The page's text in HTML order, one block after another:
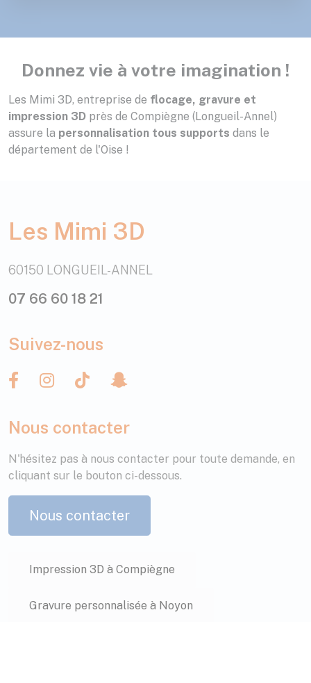
Donnez vie à votre imagination !
Les Mimi 3D, entreprise de flocage, gravure et
impression 3D près de Compiègne (Longueil-Annel)
assure la personnalisation tous supports dans le
département de l'Oise !
Les Mimi 3D
60150 LONGUEIL-ANNEL
07 66 60 18 21
Suivez-nous
Nous contacter
N'hésitez pas à nous contacter pour toute demande, en
cliquant sur le bouton ci-dessous.
Nous contacter
Impression 3D à Compiègne
Gravure personnalisée à Noyon